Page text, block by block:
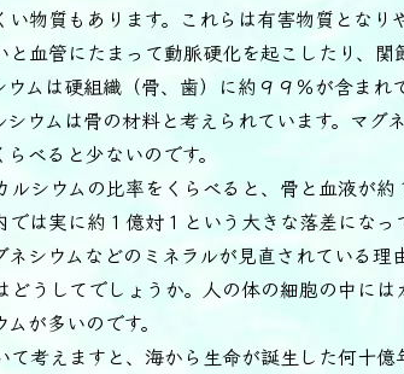
物質もあります。これらは有害物質となり
血管にたまって動脈硬化を起こしたり、
ウムは硬組織（骨、歯）に約９９％が含ま
ウムは骨の材料と考えられています。マグ
べると少ないのです。
シウムの比率をくらべると、骨と血液が
では実に約１億対１という大きな落差にな
シウムなどのミネラルが見直されている理
うしてでしょうか。人の体の細胞の中には
が多いのです。
考えますと、海から生命が誕生した何十億